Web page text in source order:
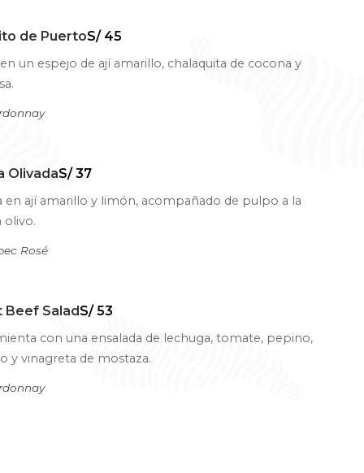
de PuertoS/ 45
un espejo de ají amarillo, chalaquita de cocona y
OlivadaS/ 37
en ají amarillo y limón, acompañado de pulpo a la
olivo.
Rosé
Beef SaladS/ 53
con una ensalada de lechuga, tomate, pepino,
y vinagreta de mostaza.